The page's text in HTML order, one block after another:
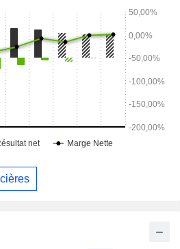
pour fournir aux patients des
sûrs et commercialisables.